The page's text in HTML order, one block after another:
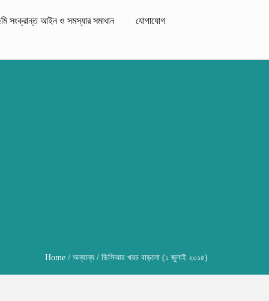
সংক্রান্ত আইন ও সমস্যার সমাধান যোগাযোগ
Home / অন্যান্য / ডিসিআর খরচ বাড়লো (১ জুলাই ২০১৫)